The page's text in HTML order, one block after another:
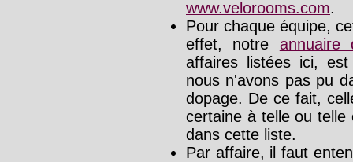
www.velorooms.com.
Pour chaque équipe,
effet, notre annuaire
affaires listées ici,
nous n'avons pas pu
dopage. De ce fait,
certaine à telle ou telle
dans cette liste.
Par affaire, il faut